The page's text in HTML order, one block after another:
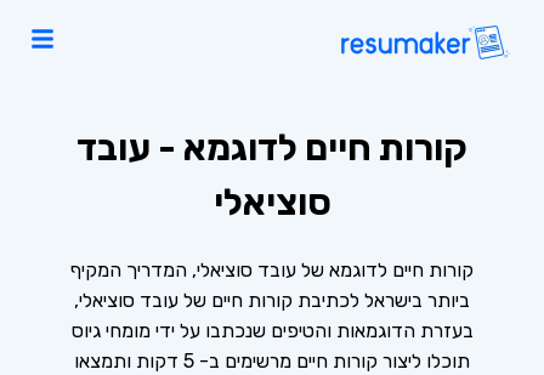
קורות חיים לדוגמא - עובד
סוציאלי
קורות חיים לדוגמא של עובד סוציאלי, המדריך המקיף
ביותר בישראל לכתיבת קורות חיים של עובד סוציאלי,
בעזרת הדוגמאות והטיפים שנכתבו על ידי מומחי גיוס
תוכלו ליצור קורות חיים מרשימים ב- 5 דקות ותמצאו